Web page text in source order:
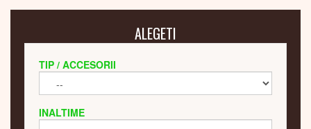
ALEGETI
TIP / ACCESORII
INALTIME